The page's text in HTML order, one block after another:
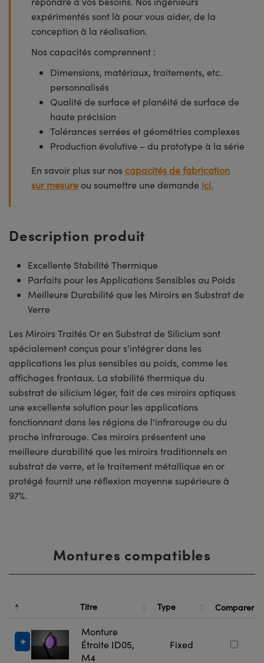
expérimentés sont là pour vous aider, de la
conception à la réalisation.
Nos capacités comprennent :
Dimensions, matériaux, traitements, etc.
personnalisés
Qualité de surface et planéité de surface de
haute précision
Tolérances serrées et géométries complexes
Production évolutive – du prototype à la série
En savoir plus sur nos capacités de fabrication
sur mesure ou soumettre une demande ici.
Description produit
Excellente Stabilité Thermique
Parfaits pour les Applications Sensibles au Poids
Meilleure Durabilité que les Miroirs en Substrat de
Verre
Les Miroirs Traités Or en Substrat de Silicium sont
spécialement conçus pour s'intégrer dans les
applications les plus sensibles au poids, comme les
affichages frontaux. La stabilité thermique du
substrat de silicium léger, fait de ces miroirs optiques
une excellente solution pour les applications
fonctionnant dans les régions de l'infrarouge ou du
proche infrarouge. Ces miroirs présentent une
meilleure durabilité que les miroirs traditionnels en
substrat de verre, et le traitement métallique en or
protégé fournit une réflexion moyenne supérieure à
97%.
Montures compatibles
Titre Type Comparer
Monture
Étroite ID05,
M4
Fixed